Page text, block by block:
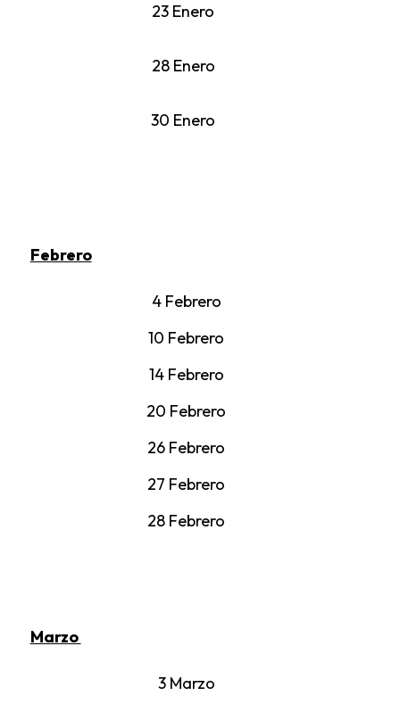
23 Enero
28 Enero
30 Enero
Febrero
4 Febrero
10 Febrero
14 Febrero
20 Febrero
26 Febrero
27 Febrero
28 Febrero
Marzo
3 Marzo